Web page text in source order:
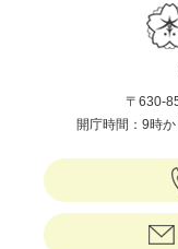
〒630-
開庁時間：9時か